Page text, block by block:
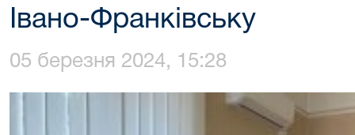
Івано-Франківську
05 березня 2024, 15:28